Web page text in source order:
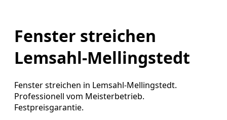
Fenster streichen
Lemsahl-Mellingstedt
Fenster streichen in Lemsahl-Mellingstedt.
Professionell vom Meisterbetrieb.
Festpreisgarantie.